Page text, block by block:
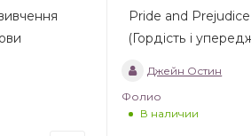
Pride and Prejudice
(Гордість і
Джейн Остин
Фолио
В наличии